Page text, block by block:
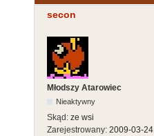
secon
Młodszy Atarowiec
Nieaktywny
Skąd: ze wsi
Zarejestrowany: 2009-03-24